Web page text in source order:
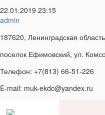
22.01.2019 23:15
admin
187620, Ленинградская
поселок Ефимовский, ул.
Телефон: +7(813) 66-51-226
E-mail: muk-ekdc@yandex.ru